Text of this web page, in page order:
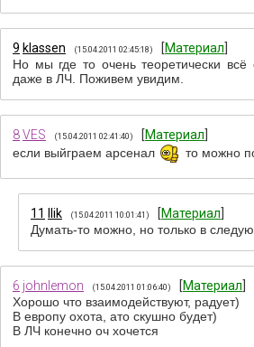
9 klassen (15.04.2011 02:45:18) [Материал
Но мы где то очень теоретически
даже в ЛЧ. Поживем увидим.
8VES (15.04.2011 02:41:40) [Материал
если выйграем арсенал
то можно
11 Ilik (15.04.2011 10:01:41) [Материал
Думать-то можно, но только в
6 johnlemon (15.04.2011 01:06:40) [Материал
Хорошо что взаимодействуют, радует)
В европу охота, ато скушно будет)
В ЛЧ конечно оч хочется